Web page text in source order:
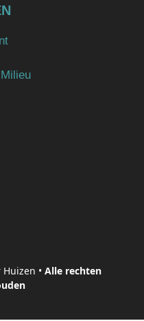
Huizen • Alle rechten